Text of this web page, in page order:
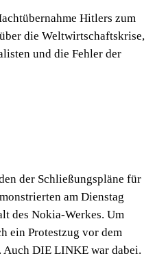
Hitlers zum
die Weltwirtschaftskrise,
und die Fehler der
der Schließungspläne für
am Dienstag
des Nokia-Werkes. Um
ein Protestzug vor dem
DIE LINKE war dabei.